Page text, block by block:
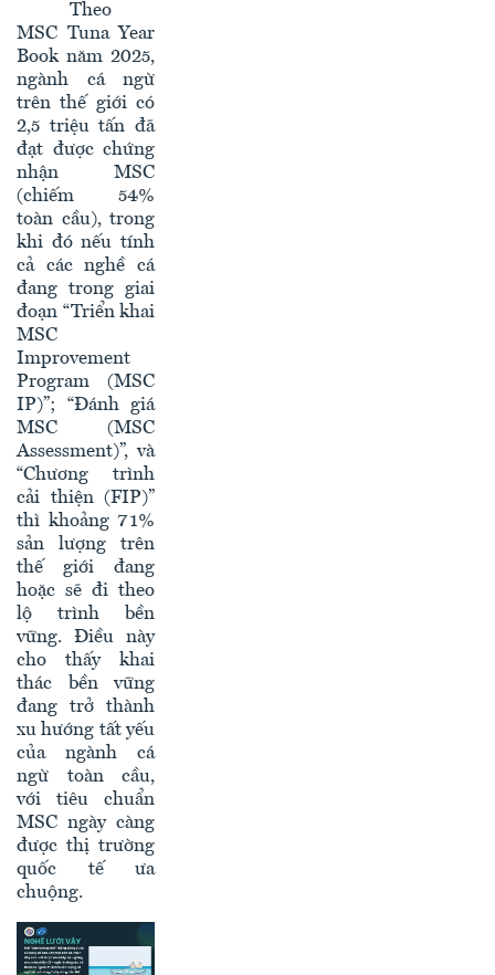
Theo
MSC Tuna Year
Book năm 2025,
ngành cá ngừ
trên thế giới có
2,5 triệu tấn đã
đạt được chứng
nhận MSC
(chiếm 54%
toàn cầu), trong
khi đó nếu tính
cả các nghề cá
đang trong giai
đoạn “Triển khai
MSC
Improvement
Program (MSC
IP)”; “Đánh giá
MSC (MSC
Assessment)”, và
“Chương trình
cải thiện (FIP)”
thì khoảng 71%
sản lượng trên
thế giới đang
hoặc sẽ đi theo
lộ trình bền
vững. Điều này
cho thấy khai
thác bền vững
đang trở thành
xu hướng tất yếu
của ngành cá
ngừ toàn cầu,
với tiêu chuẩn
MSC ngày càng
được thị trường
quốc tế ưa
chuộng.